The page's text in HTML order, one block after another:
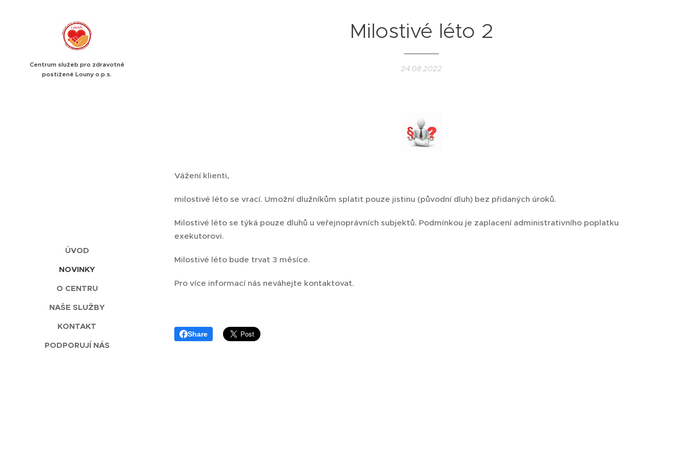
Centrum služeb pro zdravotně
postižené Louny o.p.s.
ÚVOD
NOVINKY
O CENTRU
NAŠE SLUŽBY
KONTAKT
PODPORUJÍ NÁS
Milostivé léto 2
24.08.2022
Vážení klienti,
milostivé léto se vrací. Umožní dlužníkům splatit pouze jistinu (původní dluh) bez přidaných úroků.
Milostivé léto se týká pouze dluhů u veřejnoprávních subjektů. Podmínkou je zaplacení administrativního poplatku
exekutorovi.
Milostivé léto bude trvat 3 měsíce.
Pro více informací nás neváhejte kontaktovat.
Share